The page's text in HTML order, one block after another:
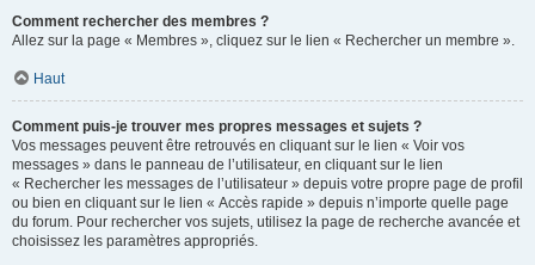
Comment rechercher des membres ?
Allez sur la page « Membres », cliquez sur le lien « Rechercher un membre ».
Haut
Comment puis-je trouver mes propres messages et sujets ?
Vos messages peuvent être retrouvés en cliquant sur le lien « Voir vos
messages » dans le panneau de l’utilisateur, en cliquant sur le lien
« Rechercher les messages de l’utilisateur » depuis votre propre page de profil
ou bien en cliquant sur le lien « Accès rapide » depuis n’importe quelle page
du forum. Pour rechercher vos sujets, utilisez la page de recherche avancée et
choisissez les paramètres appropriés.